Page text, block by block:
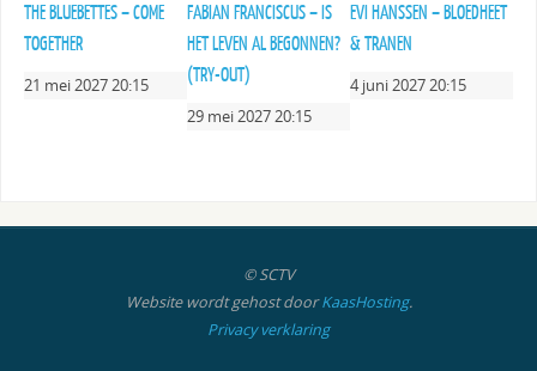
THE BLUEBETTES – COME
TOGETHER
21 mei 2027 20:15
FABIAN FRANCISCUS – IS
HET LEVEN AL BEGONNEN?
(TRY-OUT)
29 mei 2027 20:15
EVI HANSSEN – BLOEDHEET
& TRANEN
4 juni 2027 20:15
© SCTV
Website wordt gehost doorKaasHosting.
Privacy verklaring